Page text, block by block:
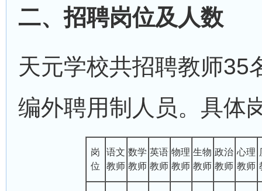
二、招聘岗位及人数
天元学校共招聘教师35
编外聘用制人员。具体
岗
位
语文
教师
数学
教师
英语
教师
物理
教师
生物
教师
政治
教师
心理
教师